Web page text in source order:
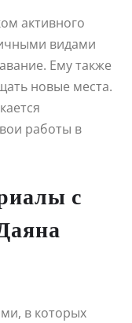
активного
видами
Ему также
новые места.
работы в
с
в которых